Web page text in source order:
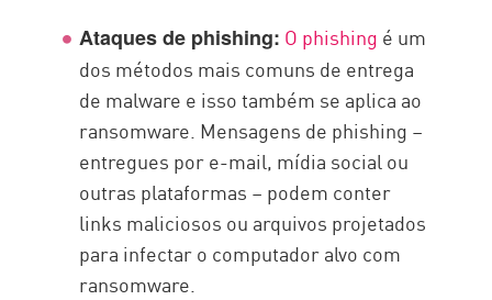
Ataques de phishing: O phishing é um
dos métodos mais comuns de entrega
de malware e isso também se aplica ao
ransomware. Mensagens de phishing –
entregues por e-mail, mídia social ou
outras plataformas – podem conter
links maliciosos ou arquivos projetados
para infectar o computador alvo com
ransomware.